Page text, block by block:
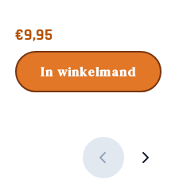
Prijs: 9,95
€9,95
In winkelmand